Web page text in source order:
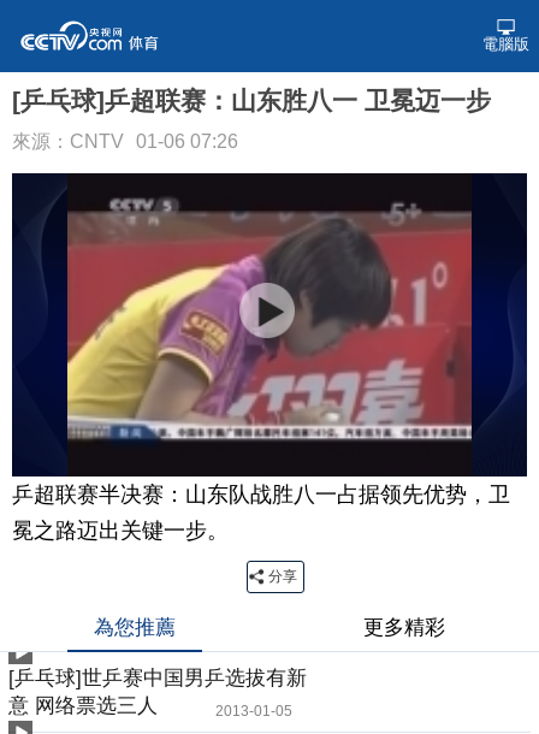
電腦版
[乒乓球]乒超联赛：山东胜八一 卫冕迈一步
來源：CNTV 01-06 07:26
乒超联赛半决赛：山东队战胜八一占据领先优势，卫
冕之路迈出关键一步。
分享
為您推薦 更多精彩
[乒乓球]世乒赛中国男乒选拔有新
意 网络票选三人
2013-01-05